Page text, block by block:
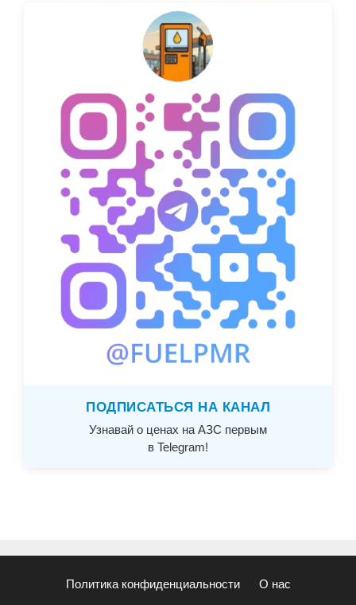
ПОДПИСАТЬСЯ НА КАНАЛ
Узнавай о ценах на АЗС первым
в Telegram!
Политика конфиденциальности О нас